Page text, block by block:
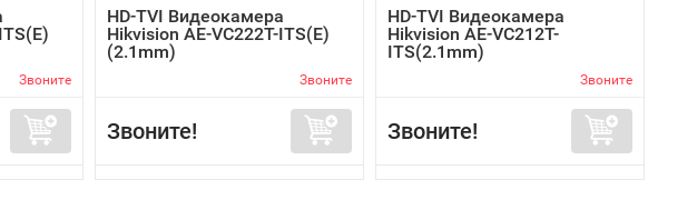
Звоните
HD-TVI Видеокамера
Hikvision AE-VC222T-ITS(E)
(2.1mm)
Звоните
Звоните!
HD-TVI Видеокамера
Hikvision AE-VC212T-
ITS(2.1mm)
Звоните
Звоните!